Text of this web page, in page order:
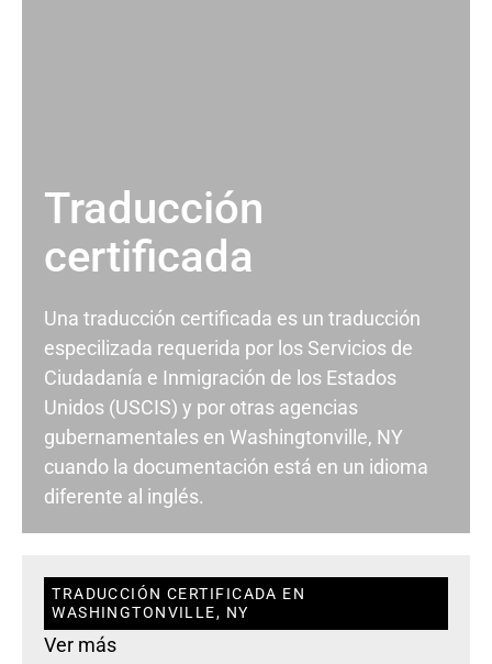
Traducción
certificada
Una traducción certificada es un traducción
especilizada requerida por los Servicios de
Ciudadanía e Inmigración de los Estados
Unidos (USCIS) y por otras agencias
gubernamentales en Washingtonville, NY
cuando la documentación está en un idioma
diferente al inglés.
TRADUCCIÓN CERTIFICADA EN
WASHINGTONVILLE, NY
Ver más